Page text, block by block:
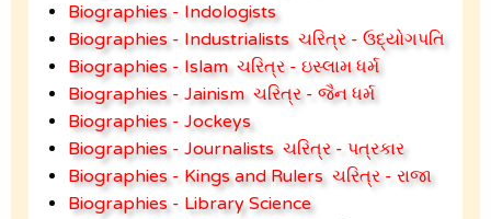
Biographies - Indologists
Biographies - Industrialists ચરિત્ર - ઉદ્યોગપતિ
Biographies - Islam ચરિત્ર - ઇસ્લામ ધર્મ
Biographies - Jainism ચરિત્ર - જૈન ધર્મ
Biographies - Jockeys
Biographies - Journalists ચરિત્ર - પત્રકાર
Biographies - Kings and Rulers ચરિત્ર - રાજા
Biographies - Library Science